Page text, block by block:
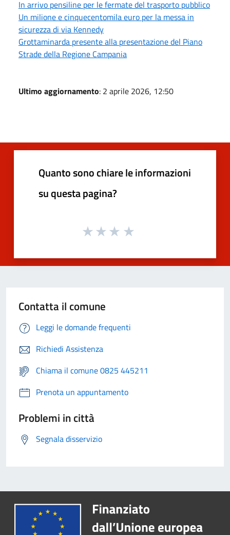
In arrivo pensiline per le fermate del trasporto pubblico
Un milione e cinquecentomila euro per la messa in
sicurezza di via Kennedy
Grottaminarda presente alla presentazione del Piano
Strade della Regione Campania
Ultimo aggiornamento: 2 aprile 2026, 12:50
Quanto sono chiare le informazioni
su questa pagina?
Contatta il comune
Leggi le domande frequenti
Richiedi Assistenza
Chiama il comune 0825 445211
Prenota un appuntamento
Problemi in città
Segnala disservizio